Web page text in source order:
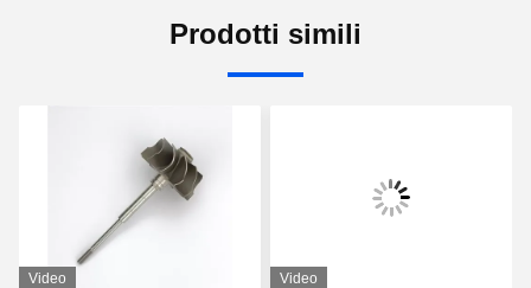
Prodotti simili
Video Video